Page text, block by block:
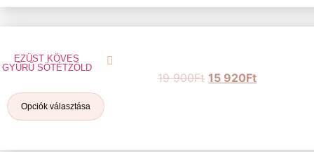
EZÜST KÖVES
GYŰRŰ SÖTÉTZÖLD
19 900Ft 15 920Ft
Opciók választása